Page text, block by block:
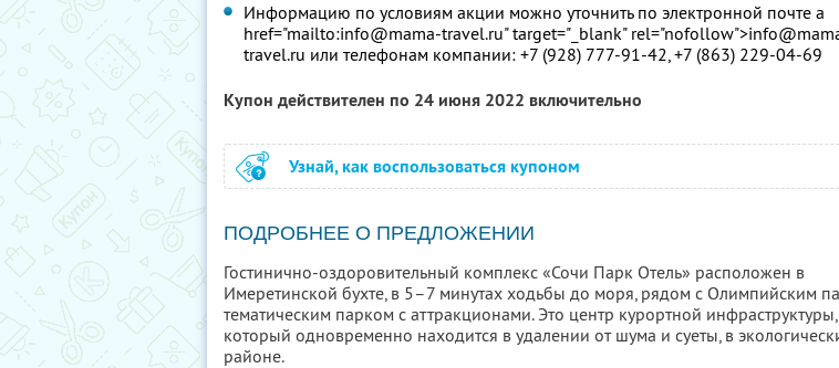
Информацию по условиям акции можно уточнить по электронной почте a
href="mailto:info@mama-travel.ru" target="_blank"
travel.ru или телефонам компании: +7 (928) 777-91-42, +7 (863) 229-04-69
Купон действителен по 24 июня 2022 включительно
Узнай, как воспользоваться купоном
ПОДРОБНЕЕ О ПРЕДЛОЖЕНИИ
Гостинично-оздоровительный комплекс «Сочи Парк Отель» расположен в
Имеретинской бухте, в 5–7 минутах ходьбы до моря, рядом с Олимпийским
тематическим парком с аттракционами. Это центр курортной инфраструктуры,
который одновременно находится в удалении от шума и суеты, в
районе.